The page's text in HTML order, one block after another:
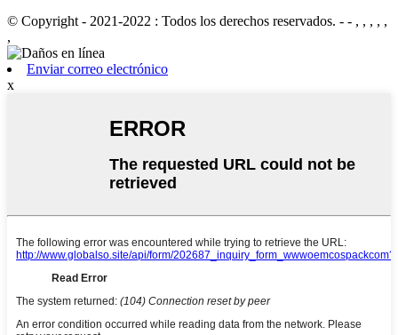
© Copyright - 2021-2022 : Todos los derechos reservados. - - , , , , ,
,
Enviar correo electrónico
x